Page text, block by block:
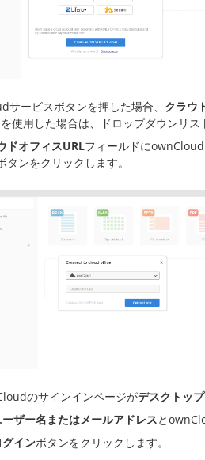
サービスボタンを押した場合、 クラウ
使用した場合は、ドロップダウンリ
ドオフィスURLフィールドにownCloud
タンをクリックします。
のサインインページがデスクトッ
ザー名またはメールアドレスと
グインボタンをクリックします。